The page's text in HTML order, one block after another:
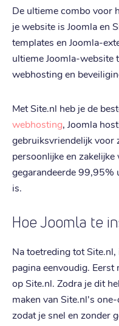
De ultieme combo voor
je website is Joomla en
templates en Joomla-
ultieme Joomla-website
webhosting en
Met Site.nl heb je de
webhosting, Joomla
gebruiksvriendelijk voor
persoonlijke en
gegarandeerde 99,95%
is.
Hoe Joomla te
Na toetreding tot
pagina eenvoudig.
op Site.nl. Zodra je dit
maken van Site.nl's
zodat je snel en zonder